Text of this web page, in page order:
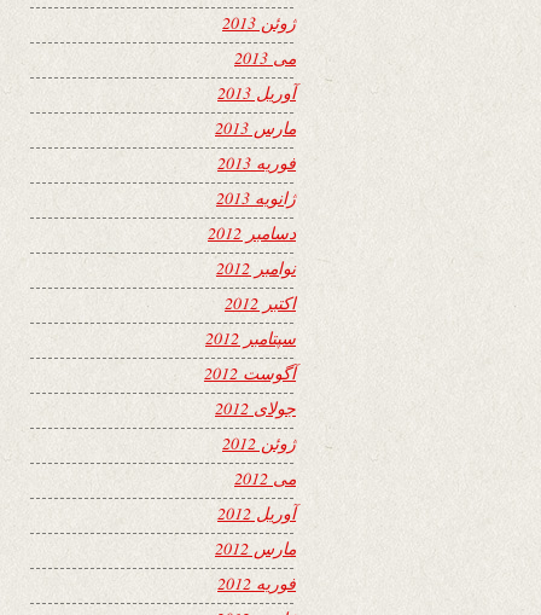
ژوئن 2013
می 2013
آوریل 2013
مارس 2013
فوریه 2013
ژانویه 2013
دسامبر 2012
نوامبر 2012
اکتبر 2012
سپتامبر 2012
آگوست 2012
جولای 2012
ژوئن 2012
می 2012
آوریل 2012
مارس 2012
فوریه 2012